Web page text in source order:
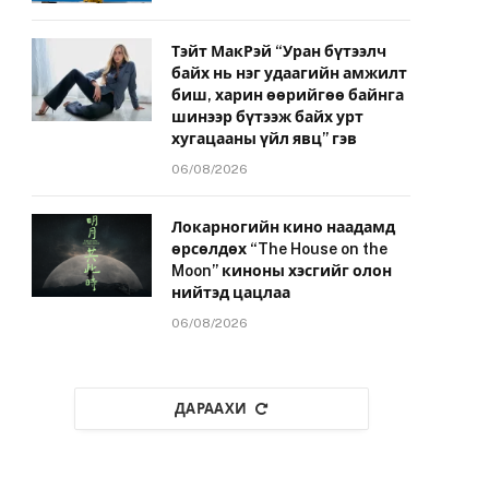
Тэйт МакРэй “Уран бүтээлч
байх нь нэг удаагийн амжилт
биш, харин өөрийгөө байнга
шинээр бүтээж байх урт
хугацааны үйл явц” гэв
06/08/2026
Локарногийн кино наадамд
өрсөлдөх “The House on the
Moon” киноны хэсгийг олон
нийтэд цацлаа
06/08/2026
ДАРААХИ